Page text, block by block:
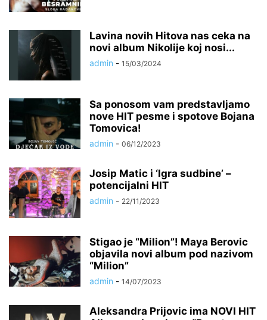
Lavina novih Hitova nas ceka na
novi album Nikolije koj nosi...
admin - 15/03/2024
Sa ponosom vam predstavljamo
nove HIT pesme i spotove Bojana
Tomovica!
admin - 06/12/2023
Josip Matic i ‘Igra sudbine’ –
potencijalni HIT
admin - 22/11/2023
Stigao je “Milion”! Maya Berovic
objavila novi album pod nazivom
“Milion”
admin - 14/07/2023
Aleksandra Prijovic ima NOVI HIT